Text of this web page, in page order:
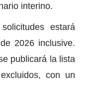
interino.
estará
2026 inclusive.
publicará la lista
con un